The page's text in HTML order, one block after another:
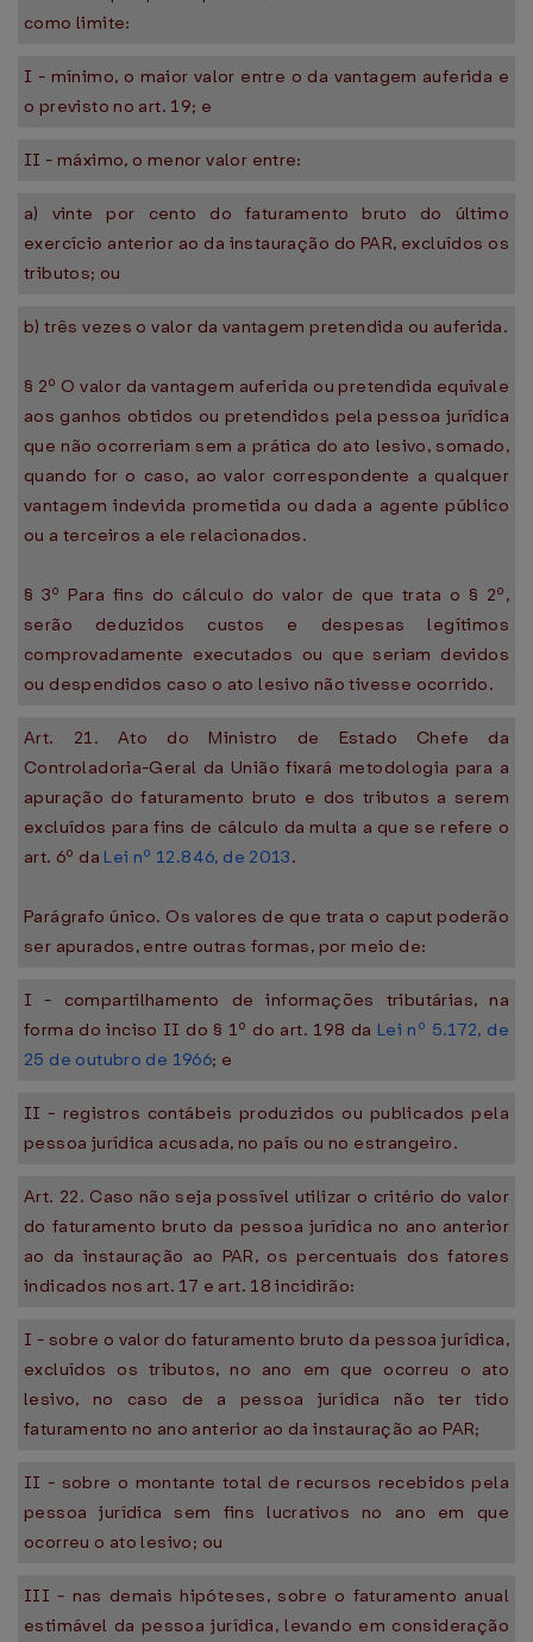
como limite:
I - mínimo, o maior valor entre o da vantagem auferida e
o previsto no art. 19; e
II - máximo, o menor valor entre:
a) vinte por cento do faturamento bruto do último
exercício anterior ao da instauração do PAR, excluídos os
tributos; ou
b) três vezes o valor da vantagem pretendida ou auferida.
§ 2º O valor da vantagem auferida ou pretendida equivale
aos ganhos obtidos ou pretendidos pela pessoa jurídica
que não ocorreriam sem a prática do ato lesivo, somado,
quando for o caso, ao valor correspondente a qualquer
vantagem indevida prometida ou dada a agente público
ou a terceiros a ele relacionados.
§ 3º Para fins do cálculo do valor de que trata o § 2º,
serão deduzidos custos e despesas legítimos
comprovadamente executados ou que seriam devidos
ou despendidos caso o ato lesivo não tivesse ocorrido.
Art. 21. Ato do Ministro de Estado Chefe da
Controladoria-Geral da União fixará metodologia para a
apuração do faturamento bruto e dos tributos a serem
excluídos para fins de cálculo da multa a que se refere o
art. 6º da Lei nº 12.846, de 2013.
Parágrafo único. Os valores de que trata o caput poderão
ser apurados, entre outras formas, por meio de:
I - compartilhamento de informações tributárias, na
forma do inciso II do § 1º do art. 198 da Lei nº 5.172, de
25 de outubro de 1966; e
II - registros contábeis produzidos ou publicados pela
pessoa jurídica acusada, no país ou no estrangeiro.
Art. 22. Caso não seja possível utilizar o critério do valor
do faturamento bruto da pessoa jurídica no ano anterior
ao da instauração ao PAR, os percentuais dos fatores
indicados nos art. 17 e art. 18 incidirão:
I - sobre o valor do faturamento bruto da pessoa jurídica,
excluídos os tributos, no ano em que ocorreu o ato
lesivo, no caso de a pessoa jurídica não ter tido
faturamento no ano anterior ao da instauração ao PAR;
II - sobre o montante total de recursos recebidos pela
pessoa jurídica sem fins lucrativos no ano em que
ocorreu o ato lesivo; ou
III - nas demais hipóteses, sobre o faturamento anual
estimável da pessoa jurídica, levando em consideração